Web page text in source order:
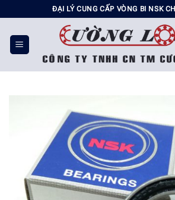
đến
nội
dung
ĐẠI LÝ CUNG CẤP VÒNG BI NSK